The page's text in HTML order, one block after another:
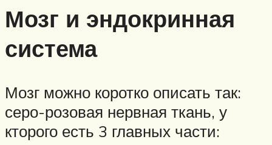
Мозг и эндокринная
система
Мозг можно коротко описать так:
серо-розовая нервная ткань, у
кторого есть 3 главных части: